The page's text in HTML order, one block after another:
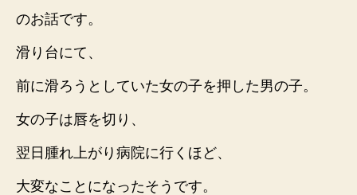
のお話です。
滑り台にて、
前に滑ろうとしていた女の子を押した男の子。
女の子は唇を切り、
翌日腫れ上がり病院に行くほど、
大変なことになったそうです。